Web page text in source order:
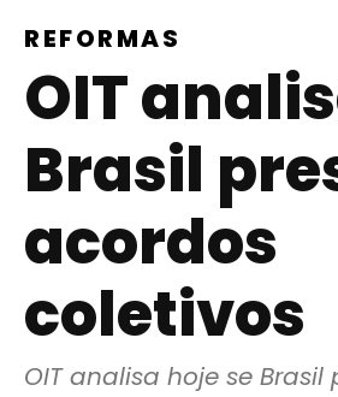
REFORMAS
OIT
Brasil
acordos
coletivos
OIT analisa hoje se Brasil